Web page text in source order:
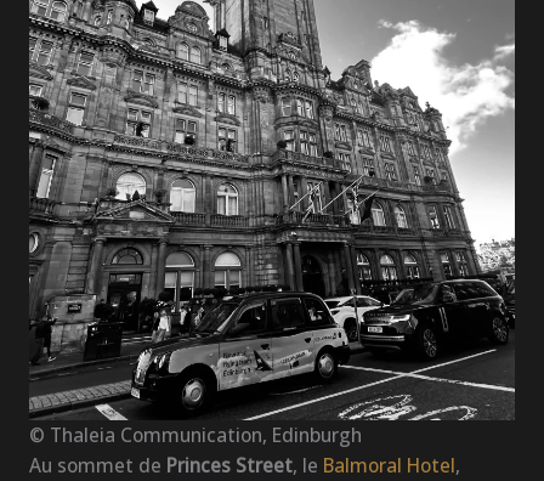
© Thaleia Communication, Edinburgh
Au sommet de Princes Street, le Balmoral Hotel,